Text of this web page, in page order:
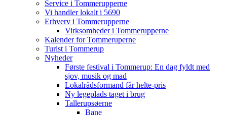
Service i Tommerupperne
Vi handler lokalt i 5690
Erhverv i Tommerupperne
Virksomheder i Tommerupperne
Kalender for Tommeruperne
Turist i Tommerup
Nyheder
Første festival i Tommerup: En dag fyldt med
sjov, musik og mad
Lokalrådsformand får helte-pris
Ny legeplads taget i brug
Tallerupsøerne
Bane